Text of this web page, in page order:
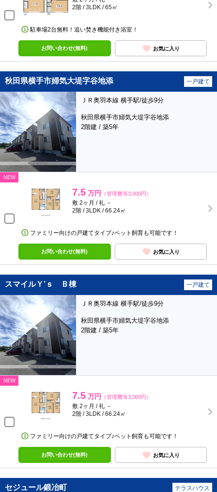
2階 / 3LDK / 65㎡
駐車場2台無料！追い焚き機能付き浴室！
お問い合わせ(無料) お気に入り
秋田県横手市婦気大堤字谷地添 一戸建て
ＪＲ奥羽本線 横手駅/徒歩9分
秋田県横手市婦気大堤字谷地添
2階建 / 築5年
NEW
7.5 万円 （管理費等3,000円）
敷 2ヶ月 / 礼 －
2階 / 3LDK / 66.24㎡
ファミリー向けの戸建てタイプ♪ペット飼育も可能です！
お問い合わせ(無料) お気に入り
スマイルＹ’ｓ Ｂ棟 一戸建て
ＪＲ奥羽本線 横手駅/徒歩9分
秋田県横手市婦気大堤字谷地添
2階建 / 築5年
NEW
7.5 万円 （管理費等3,000円）
敷 2ヶ月 / 礼 －
2階 / 3LDK / 66.24㎡
ファミリー向けの戸建てタイプ♪ペット飼育も可能です！
お問い合わせ(無料) お気に入り
セジュール鍛冶町 テラスハウス